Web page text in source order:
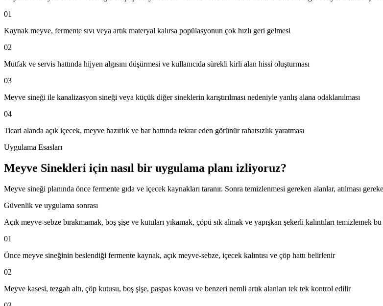
01
Kaynak meyve, fermente sıvı veya artık materyal kalırsa popülasyonun çok hızlı geri gelmesi
02
Mutfak ve servis hattında hijyen algısını düşürmesi ve kullanıcıda sürekli kirli alan hissi oluşturması
03
Meyve sineği ile kanalizasyon sineği veya küçük diğer sineklerin karıştırılması nedeniyle yanlış alana odaklanılması
04
Ticari alanda açık içecek, meyve hazırlık ve bar hattında tekrar eden görünür rahatsızlık yaratması
Uygulama Esasları
Meyve Sinekleri için nasıl bir uygulama planı izliyoruz?
Meyve sineği planında önce fermente gıda ve içecek kaynakları taranır. Sonra temizlenmesi gereken alanlar, atılması
Güvenlik ve uygulama sonrası
Açık meyve-sebze bırakmamak, boş şişe ve kutuları yıkamak, çöpü sık almak ve yapışkan şekerli kalıntıları temizlemek
01
Önce meyve sineğinin beslendiği fermente kaynak, açık meyve-sebze, içecek kalıntısı ve çöp hattı belirlenir
02
Meyve kasesi, tezgah altı, çöp kutusu, boş şişe, paspas kovası ve benzeri nemli artık alanları tek tek kontrol edilir